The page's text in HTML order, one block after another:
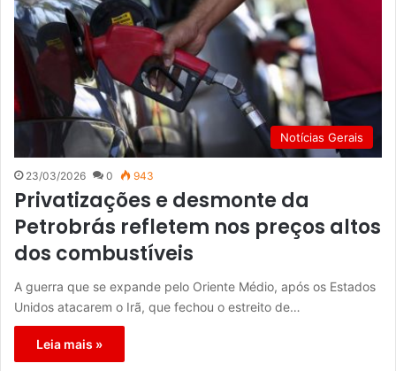
Notícias Gerais
23/03/2026 0 943
Privatizações e desmonte da
Petrobrás refletem nos preços altos
dos combustíveis
A guerra que se expande pelo Oriente Médio, após os Estados
Unidos atacarem o Irã, que fechou o estreito de…
Leia mais »